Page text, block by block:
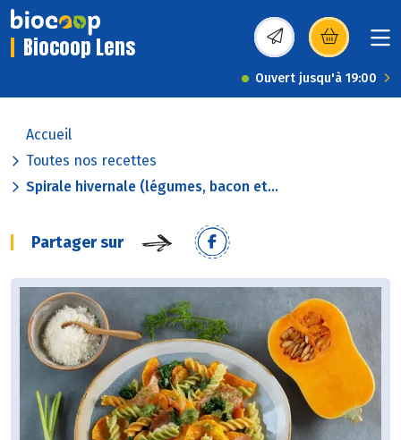
Biocoop Lens (s’ouvre dans une
Ouvert jusqu'à 19:00
Accueil
Toutes nos recettes
Spirale hivernale (légumes, bacon et...
Partager sur